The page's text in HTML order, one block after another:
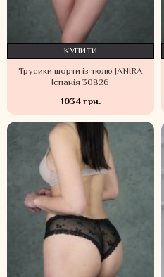
Трусики шорти із тюлю JANIRA
Іспанія 30826
1034 грн.
КУПИТИ